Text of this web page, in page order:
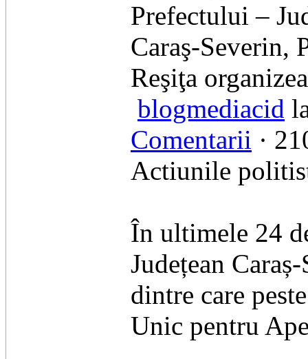
Prefectului –
Caraş-Severin,
Reşiţa
blogmediacid
Comentarii ·
Actiunile
În ultimele 24
Județean
dintre care
Unic pentru